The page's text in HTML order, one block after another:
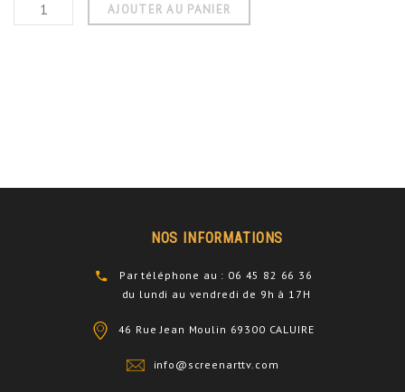
AJOUTER AU PANIER
NOS INFORMATIONS
Par téléphone au : 06 45 82 66 36
du lundi au vendredi de 9h à 17H
46 Rue Jean Moulin 69300 CALUIRE
info@screenarttv.com